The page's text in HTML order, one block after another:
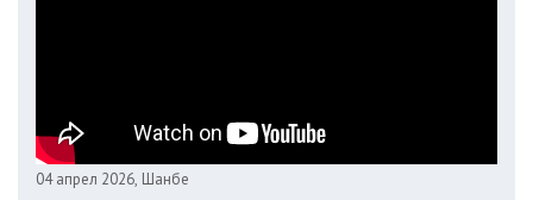
04 апрел 2026, Шанбе